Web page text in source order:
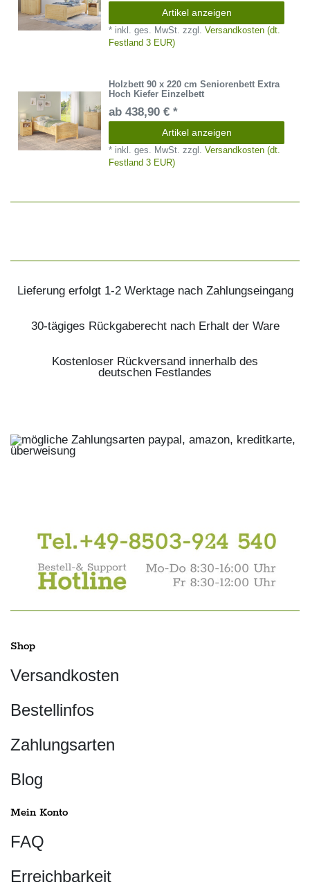
Artikel anzeigen
* inkl. ges. MwSt. zzgl.Versandkosten (dt.
Festland 3 EUR)
Holzbett 90 x 220 cm Seniorenbett Extra
Hoch Kiefer Einzelbett
ab 438,90 € *
Artikel anzeigen
* inkl. ges. MwSt. zzgl.Versandkosten (dt.
Festland 3 EUR)
Lieferung erfolgt 1-2 Werktage nach Zahlungseingang
30-tägiges Rückgaberecht nach Erhalt der Ware
Kostenloser Rückversand innerhalb des
deutschen Festlandes
Shop
Versandkosten
Bestellinfos
Zahlungsarten
Blog
Mein Konto
FAQ
Erreichbarkeit